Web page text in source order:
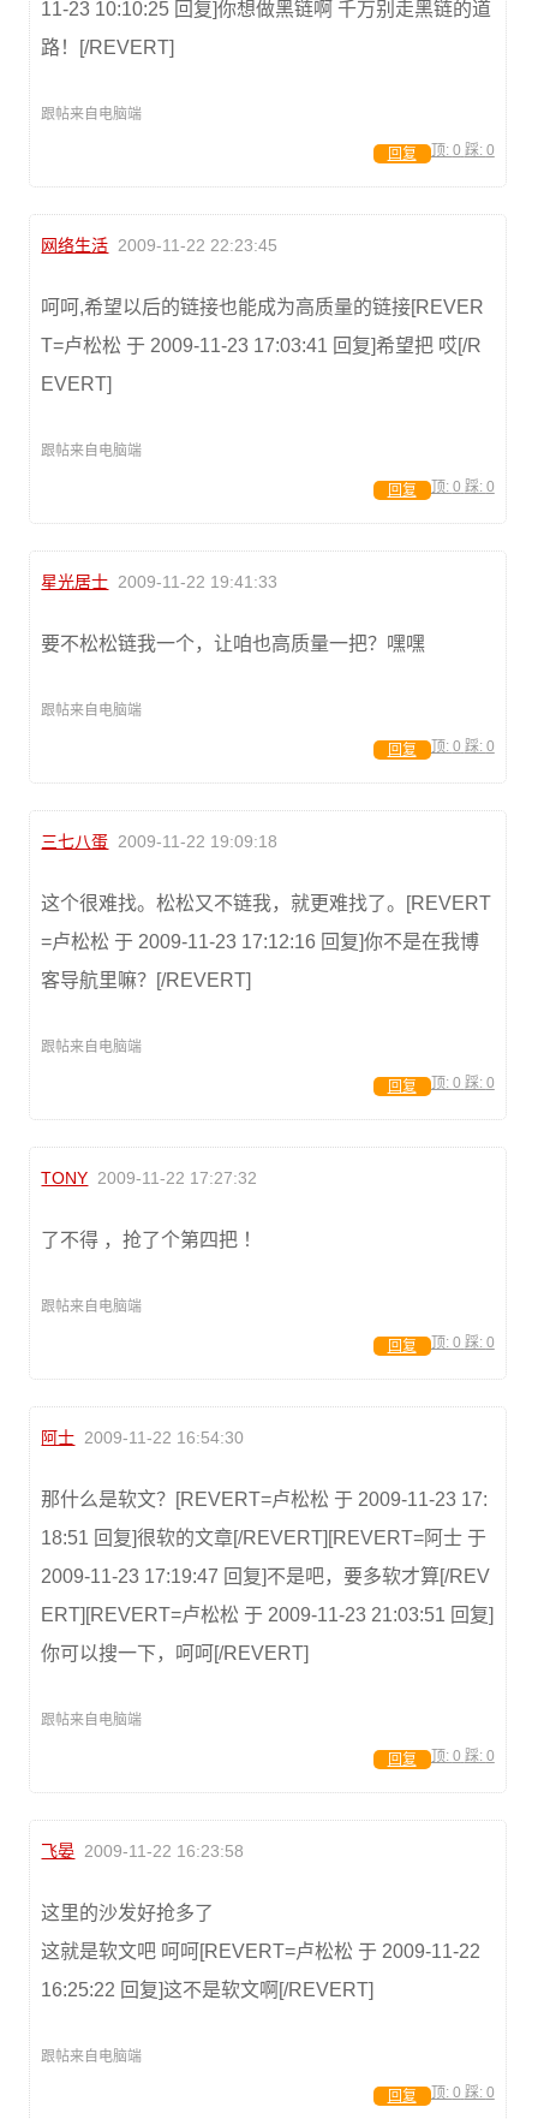
11-23 10:10:25 回复]你想做黑链啊 千万别走黑链的道
路！[/REVERT]
跟帖来自电脑端
顶: 0 踩: 0
回复
网络生活 2009-11-22 22:23:45
呵呵,希望以后的链接也能成为高质量的链接[REVER
T=卢松松 于 2009-11-23 17:03:41 回复]希望把 哎[/R
EVERT]
跟帖来自电脑端
顶: 0 踩: 0
回复
星光居士 2009-11-22 19:41:33
要不松松链我一个，让咱也高质量一把？嘿嘿
跟帖来自电脑端
顶: 0 踩: 0
回复
三七八蛋 2009-11-22 19:09:18
这个很难找。松松又不链我，就更难找了。[REVERT
=卢松松 于 2009-11-23 17:12:16 回复]你不是在我博
客导航里嘛？[/REVERT]
跟帖来自电脑端
顶: 0 踩: 0
回复
TONY 2009-11-22 17:27:32
了不得 ，抢了个第四把 ！
跟帖来自电脑端
顶: 0 踩: 0
回复
阿士 2009-11-22 16:54:30
那什么是软文？[REVERT=卢松松 于 2009-11-23 17:
18:51 回复]很软的文章[/REVERT][REVERT=阿士 于
2009-11-23 17:19:47 回复]不是吧，要多软才算[/REV
ERT][REVERT=卢松松 于 2009-11-23 21:03:51 回复]
你可以搜一下，呵呵[/REVERT]
跟帖来自电脑端
顶: 0 踩: 0
回复
飞晏 2009-11-22 16:23:58
这里的沙发好抢多了
这就是软文吧 呵呵[REVERT=卢松松 于 2009-11-22
16:25:22 回复]这不是软文啊[/REVERT]
跟帖来自电脑端
顶: 0 踩: 0
回复